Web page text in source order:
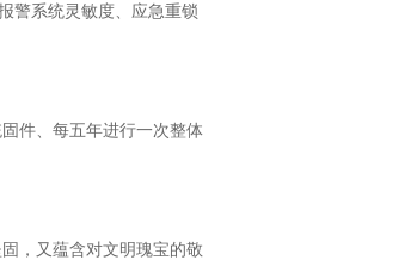
警系统灵敏度、应急重锁
件、每五年进行一次整体
，又蕴含对文明瑰宝的敬